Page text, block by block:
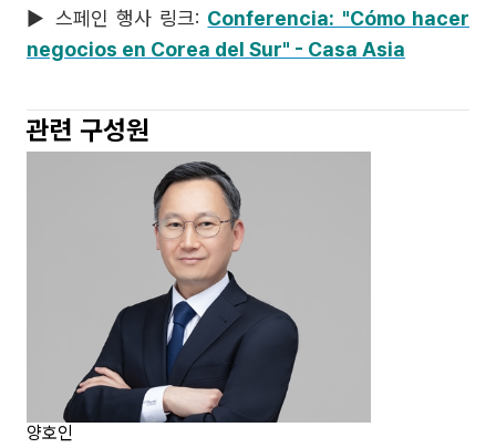
▶ 스페인 행사 링크: Conferencia: "Cómo hacer
negocios en Corea del Sur" - Casa Asia
관련 구성원
양호인